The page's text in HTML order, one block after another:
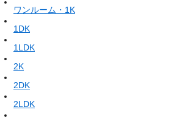
ワンルーム・1K
1DK
1LDK
2K
2DK
2LDK